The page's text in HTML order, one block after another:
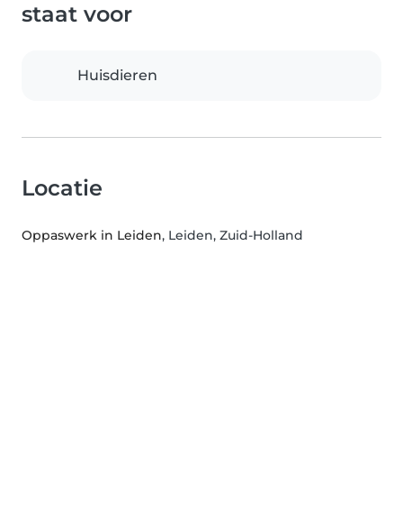
staat voor
Huisdieren
Locatie
Oppaswerk in Leiden, Leiden, Zuid-Holland